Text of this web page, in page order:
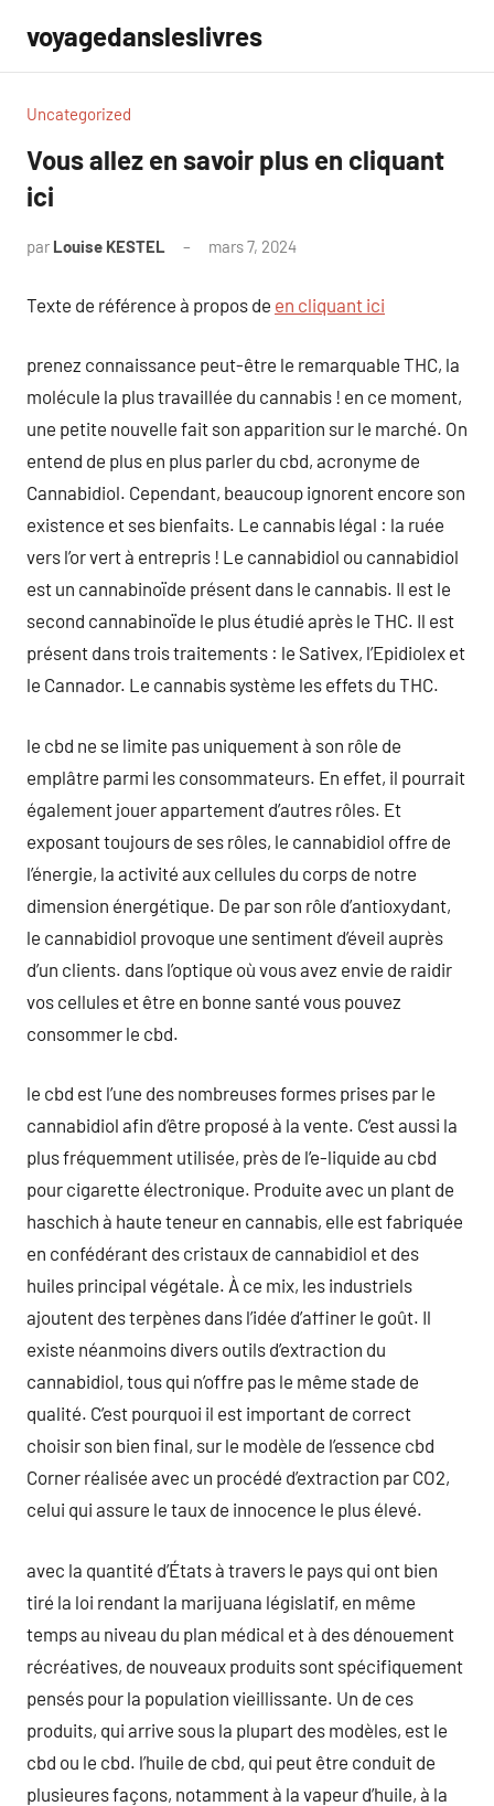
contenu
voyagedansleslivres
Uncategorized
Vous allez en savoir plus en cliquant
ici
par Louise KESTEL mars 7, 2024
Texte de référence à propos de en cliquant ici
prenez connaissance peut-être le remarquable THC, la
molécule la plus travaillée du cannabis ! en ce moment,
une petite nouvelle fait son apparition sur le marché. On
entend de plus en plus parler du cbd, acronyme de
Cannabidiol. Cependant, beaucoup ignorent encore son
existence et ses bienfaits. Le cannabis légal : la ruée
vers l’or vert à entrepris ! Le cannabidiol ou cannabidiol
est un cannabinoïde présent dans le cannabis. Il est le
second cannabinoïde le plus étudié après le THC. Il est
présent dans trois traitements : le Sativex, l’Epidiolex et
le Cannador. Le cannabis système les effets du THC.
le cbd ne se limite pas uniquement à son rôle de
emplâtre parmi les consommateurs. En effet, il pourrait
également jouer appartement d’autres rôles. Et
exposant toujours de ses rôles, le cannabidiol offre de
l’énergie, la activité aux cellules du corps de notre
dimension énergétique. De par son rôle d’antioxydant,
le cannabidiol provoque une sentiment d’éveil auprès
d’un clients. dans l’optique où vous avez envie de raidir
vos cellules et être en bonne santé vous pouvez
consommer le cbd.
le cbd est l’une des nombreuses formes prises par le
cannabidiol afin d’être proposé à la vente. C’est aussi la
plus fréquemment utilisée, près de l’e-liquide au cbd
pour cigarette électronique. Produite avec un plant de
haschich à haute teneur en cannabis, elle est fabriquée
en confédérant des cristaux de cannabidiol et des
huiles principal végétale. À ce mix, les industriels
ajoutent des terpènes dans l’idée d’affiner le goût. Il
existe néanmoins divers outils d’extraction du
cannabidiol, tous qui n’offre pas le même stade de
qualité. C’est pourquoi il est important de correct
choisir son bien final, sur le modèle de l’essence cbd
Corner réalisée avec un procédé d’extraction par CO2,
celui qui assure le taux de innocence le plus élevé.
avec la quantité d’États à travers le pays qui ont bien
tiré la loi rendant la marijuana législatif, en même
temps au niveau du plan médical et à des dénouement
récréatives, de nouveaux produits sont spécifiquement
pensés pour la population vieillissante. Un de ces
produits, qui arrive sous la plupart des modèles, est le
cbd ou le cbd. l’huile de cbd, qui peut être conduit de
plusieures façons, notamment à la vapeur d’huile, à la